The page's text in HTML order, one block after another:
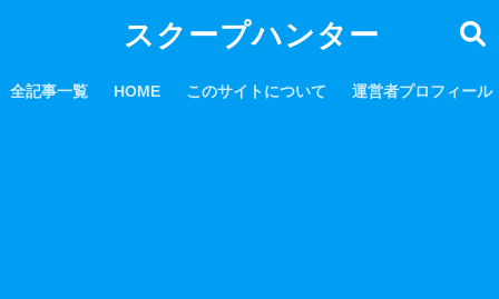
スクープハンター
全記事一覧 HOME このサイトについて 運営者プロフィール